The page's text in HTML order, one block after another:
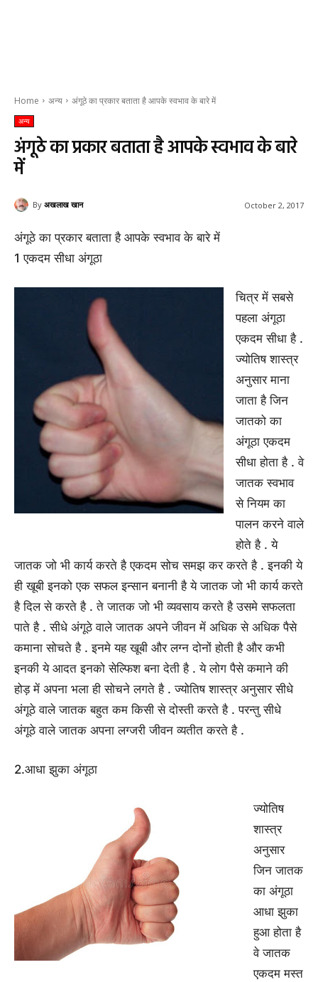
Home अन्य अंगूठे का प्रकार बताता है आपके स्वभाव के बारे में
अन्य
अंगूठे का प्रकार बताता है आपके स्वभाव के बारे
में
By अखलाख खान October 2, 2017
अंगूठे का प्रकार बताता है आपके स्वभाव के बारे में
1 एकदम सीधा अंगूठा
चित्र में सबसे
पहला अंगूठा
एकदम सीधा है .
ज्योतिष शास्त्र
अनुसार माना
जाता है जिन
जातको का
अंगूठा एकदम
सीधा होता है . वे
जातक स्वभाव
से नियम का
पालन करने वाले
होते है . ये
जातक जो भी कार्य करते है एकदम सोच समझ कर करते है . इनकी ये
ही खूबी इनको एक सफल इन्सान बनानी है ये जातक जो भी कार्य करते
है दिल से करते है . ते जातक जो भी व्यवसाय करते है उसमे सफलता
पाते है . सीधे अंगूठे वाले जातक अपने जीवन में अधिक से अधिक पैसे
कमाना सोचते है . इनमे यह खूबी और लग्न दोनों होती है और कभी
इनकी ये आदत इनको सेल्फिश बना देती है . ये लोग पैसे कमाने की
होड़ में अपना भला ही सोचने लगते है . ज्योतिष शास्त्र अनुसार सीधे
अंगूठे वाले जातक बहुत कम किसी से दोस्ती करते है . परन्तु सीधे
अंगूठे वाले जातक अपना लग्जरी जीवन व्यतीत करते है .
2.आधा झुका अंगूठा
ज्योतिष
शास्त्र
अनुसार
जिन जातक
का अंगूठा
आधा झुका
हुआ होता है
वे जातक
एकदम मस्त